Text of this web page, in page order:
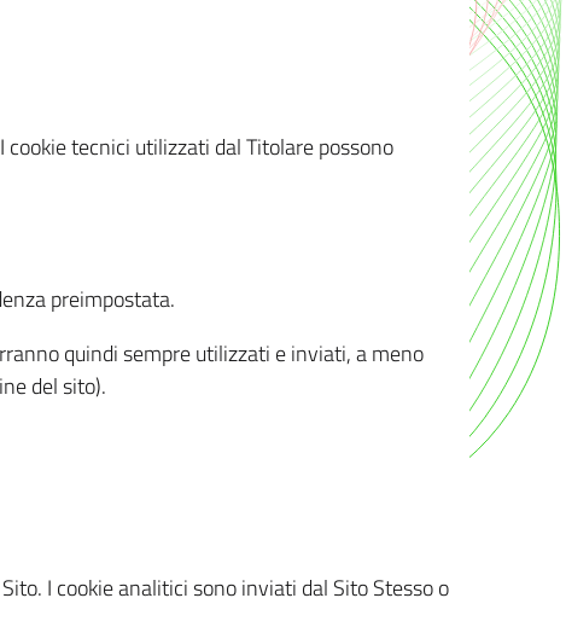
tecnici utilizzati dal Titolare possono
preimpostata.
quindi sempre utilizzati e inviati, a meno
del sito).
I cookie analitici sono inviati dal Sito Stesso o